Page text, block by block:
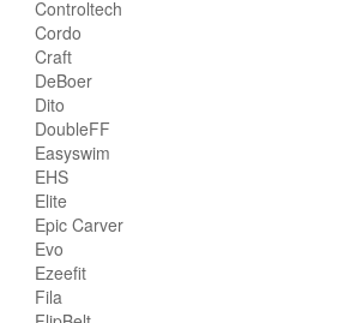
Controltech
Cordo
Craft
DeBoer
Dito
DoubleFF
Easyswim
EHS
Elite
Epic Carver
Evo
Ezeefit
Fila